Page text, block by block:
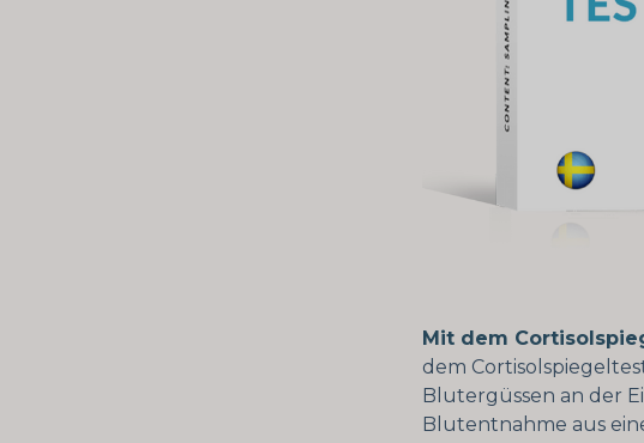
Mit dem
dem
Blutergüssen an der
Blutentnahme aus